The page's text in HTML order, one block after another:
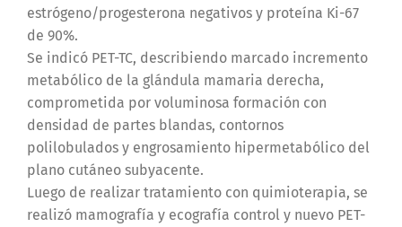
estrógeno/progesterona negativos y proteína Ki-67
de 90%.
Se indicó PET-TC, describiendo marcado incremento
metabólico de la glándula mamaria derecha,
comprometida por voluminosa formación con
densidad de partes blandas, contornos
polilobulados y engrosamiento hipermetabólico del
plano cutáneo subyacente.
Luego de realizar tratamiento con quimioterapia, se
realizó mamografía y ecografía control y nuevo PET-